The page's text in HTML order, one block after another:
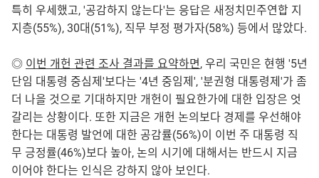
특히 우세했고, '공감하지 않는다'는 응답은 새정치민주연합 지
지층(55%), 30대(51%), 직무 부정 평가자(58%) 등에서 많았다.
◎ 이번 개헌 관련 조사 결과를 요약하면, 우리 국민은 현행 '5년
단임 대통령 중심제'보다는 '4년 중임제', '분권형 대통령제'가 좀
더 나을 것으로 기대하지만 개헌이 필요한가에 대한 입장은 엇
갈리는 상황이다. 또한 지금은 개헌 논의보다 경제를 우선해야
한다는 대통령 발언에 대한 공감률(56%)이 이번 주 대통령 직
무 긍정률(46%)보다 높아, 논의 시기에 대해서는 반드시 지금
이어야 한다는 인식은 강하지 않아 보인다.